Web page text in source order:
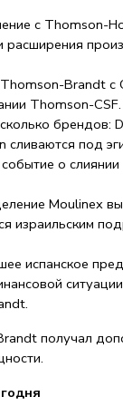
с Thomson-
расширения
Brandt с
Thomson-CSF.
брендов:
сливаются под
о
Moulinex
израильским
испанское
получал